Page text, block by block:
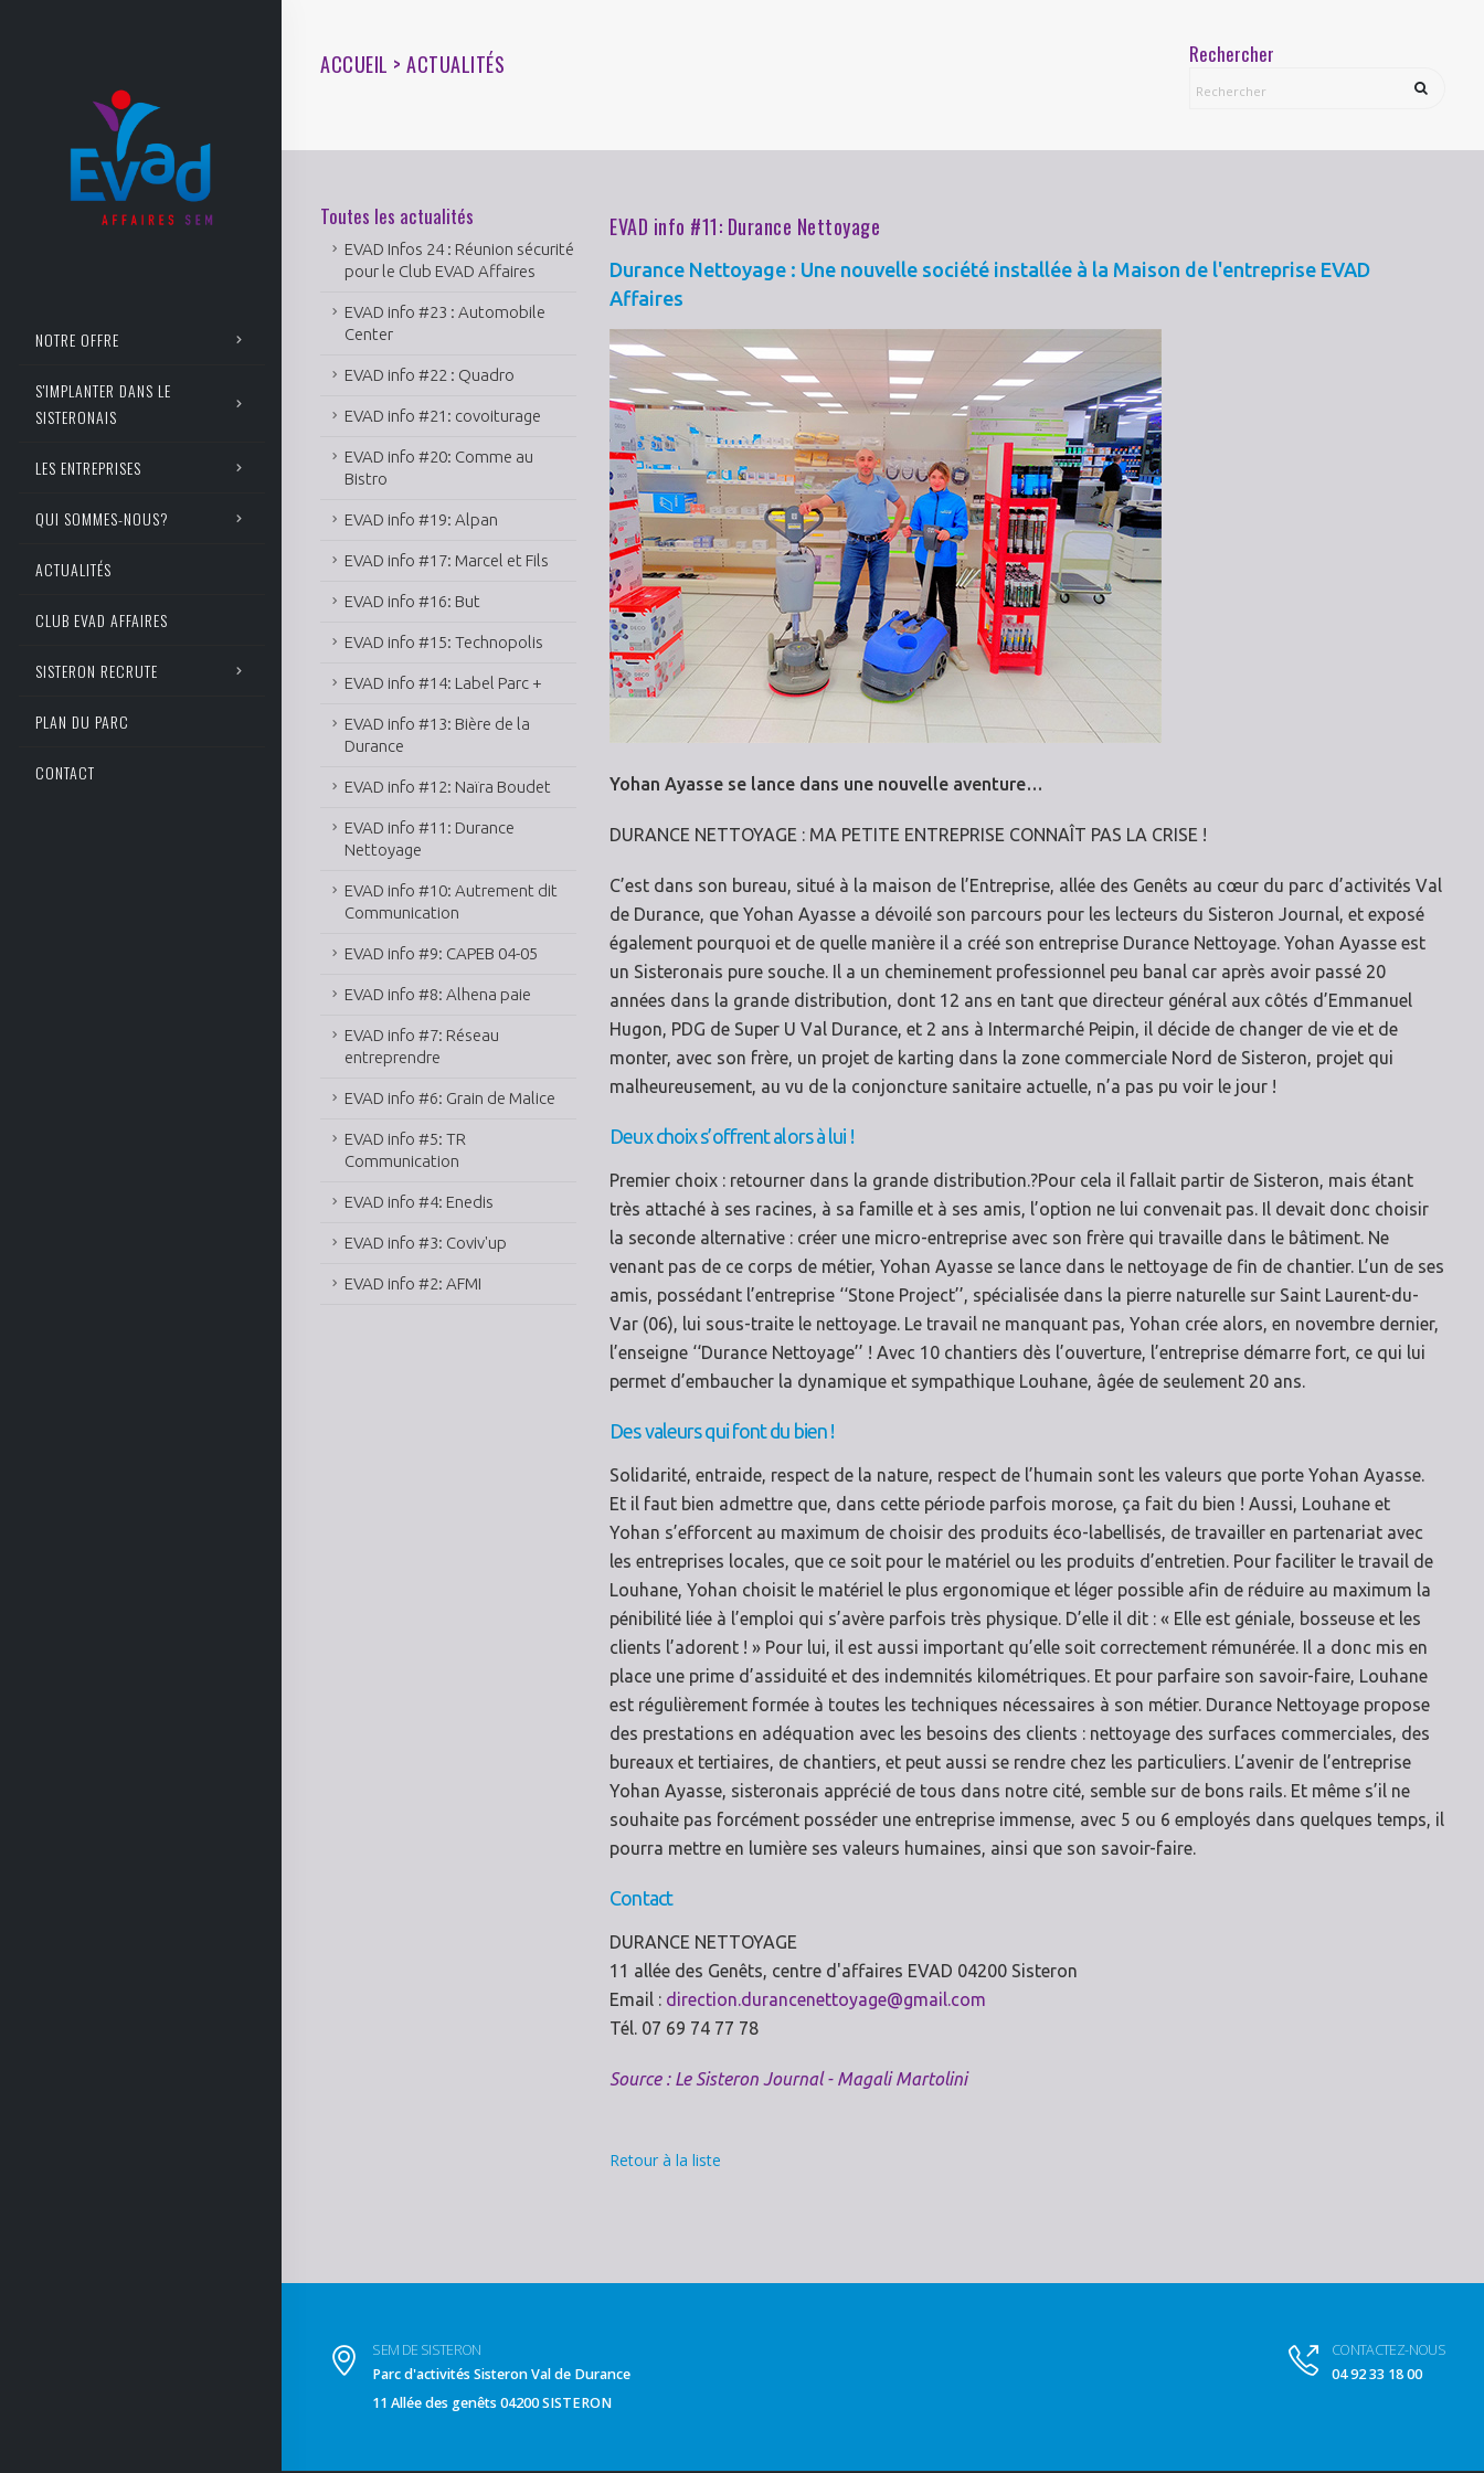
NOTRE OFFRE
S'IMPLANTER DANS LE
SISTERONAIS
LES ENTREPRISES
QUI SOMMES-NOUS?
ACTUALITÉS
CLUB EVAD AFFAIRES
SISTERON RECRUTE
PLAN DU PARC
CONTACT
ACCUEIL > ACTUALITÉS Rechercher
Toutes les actualités
EVAD Infos 24 : Réunion sécurité
pour le Club EVAD Affaires
EVAD info #23 : Automobile
Center
EVAD info #22 : Quadro
EVAD info #21: covoiturage
EVAD info #20: Comme au
Bistro
EVAD info #19: Alpan
EVAD info #17: Marcel et Fils
EVAD info #16: But
EVAD info #15: Technopolis
EVAD info #14: Label Parc +
EVAD info #13: Bière de la
Durance
EVAD info #12: Naïra Boudet
EVAD info #11: Durance
Nettoyage
EVAD info #10: Autrement dit
Communication
EVAD info #9: CAPEB 04-05
EVAD info #8: Alhena paie
EVAD info #7: Réseau
entreprendre
EVAD info #6: Grain de Malice
EVAD info #5: TR
Communication
EVAD info #4: Enedis
EVAD info #3: Coviv'up
EVAD info #2: AFMI
EVAD info #11: Durance Nettoyage
Durance Nettoyage : Une nouvelle société installée à la Maison de l'entreprise EVAD
Affaires
Yohan Ayasse se lance dans une nouvelle aventure…
DURANCE NETTOYAGE : MA PETITE ENTREPRISE CONNAÎT PAS LA CRISE !
C’est dans son bureau, situé à la maison de l’Entreprise, allée des Genêts au cœur du parc d’activités Val
de Durance, que Yohan Ayasse a dévoilé son parcours pour les lecteurs du Sisteron Journal, et exposé
également pourquoi et de quelle manière il a créé son entreprise Durance Nettoyage. Yohan Ayasse est
un Sisteronais pure souche. Il a un cheminement professionnel peu banal car après avoir passé 20
années dans la grande distribution, dont 12 ans en tant que directeur général aux côtés d’Emmanuel
Hugon, PDG de Super U Val Durance, et 2 ans à Intermarché Peipin, il décide de changer de vie et de
monter, avec son frère, un projet de karting dans la zone commerciale Nord de Sisteron, projet qui
malheureusement, au vu de la conjoncture sanitaire actuelle, n’a pas pu voir le jour !
Deux choix s’offrent alors à lui !
Premier choix : retourner dans la grande distribution.?Pour cela il fallait partir de Sisteron, mais étant
très attaché à ses racines, à sa famille et à ses amis, l’option ne lui convenait pas. Il devait donc choisir
la seconde alternative : créer une micro-entreprise avec son frère qui travaille dans le bâtiment. Ne
venant pas de ce corps de métier, Yohan Ayasse se lance dans le nettoyage de fin de chantier. L’un de ses
amis, possédant l’entreprise ‘‘Stone Project’’, spécialisée dans la pierre naturelle sur Saint Laurent-du-
Var (06), lui sous-traite le nettoyage. Le travail ne manquant pas, Yohan crée alors, en novembre dernier,
l’enseigne ‘‘Durance Nettoyage’’ ! Avec 10 chantiers dès l’ouverture, l’entreprise démarre fort, ce qui lui
permet d’embaucher la dynamique et sympathique Louhane, âgée de seulement 20 ans.
Des valeurs qui font du bien !
Solidarité, entraide, respect de la nature, respect de l’humain sont les valeurs que porte Yohan Ayasse.
Et il faut bien admettre que, dans cette période parfois morose, ça fait du bien ! Aussi, Louhane et
Yohan s’efforcent au maximum de choisir des produits éco-labellisés, de travailler en partenariat avec
les entreprises locales, que ce soit pour le matériel ou les produits d’entretien. Pour faciliter le travail de
Louhane, Yohan choisit le matériel le plus ergonomique et léger possible afin de réduire au maximum la
pénibilité liée à l’emploi qui s’avère parfois très physique. D’elle il dit : « Elle est géniale, bosseuse et les
clients l’adorent ! » Pour lui, il est aussi important qu’elle soit correctement rémunérée. Il a donc mis en
place une prime d’assiduité et des indemnités kilométriques. Et pour parfaire son savoir-faire, Louhane
est régulièrement formée à toutes les techniques nécessaires à son métier. Durance Nettoyage propose
des prestations en adéquation avec les besoins des clients : nettoyage des surfaces commerciales, des
bureaux et tertiaires, de chantiers, et peut aussi se rendre chez les particuliers. L’avenir de l’entreprise
Yohan Ayasse, sisteronais apprécié de tous dans notre cité, semble sur de bons rails. Et même s’il ne
souhaite pas forcément posséder une entreprise immense, avec 5 ou 6 employés dans quelques temps, il
pourra mettre en lumière ses valeurs humaines, ainsi que son savoir-faire.
Contact
DURANCE NETTOYAGE
11 allée des Genêts, centre d'affaires EVAD 04200 Sisteron
Email : direction.durancenettoyage@gmail.com
Tél. 07 69 74 77 78
Source : Le Sisteron Journal - Magali Martolini
Retour à la liste
SEM DE SISTERON
Parc d'activités Sisteron Val de Durance
11 Allée des genêts 04200 SISTERON
CONTACTEZ-NOUS
04 92 33 18 00